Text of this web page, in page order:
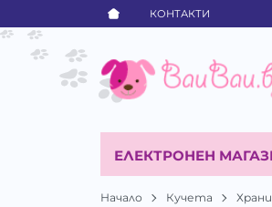
КОНТАКТИ
ЕЛЕКТРОНЕН
Начало Кучета Храни